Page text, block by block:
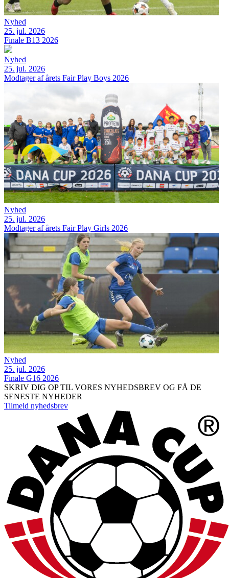
Nyhed
25. jul. 2026
Finale B13 2026
Nyhed
25. jul. 2026
Modtager af årets Fair Play Boys 2026
Nyhed
25. jul. 2026
Modtager af årets Fair Play Girls 2026
Nyhed
25. jul. 2026
Finale G16 2026
SKRIV DIG OP TIL VORES NYHEDSBREV OG FÅ DE
SENESTE NYHEDER
Tilmeld nyhedsbrev